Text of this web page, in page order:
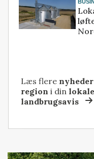
Læs flere
region i dinlokale
landbrugsavis